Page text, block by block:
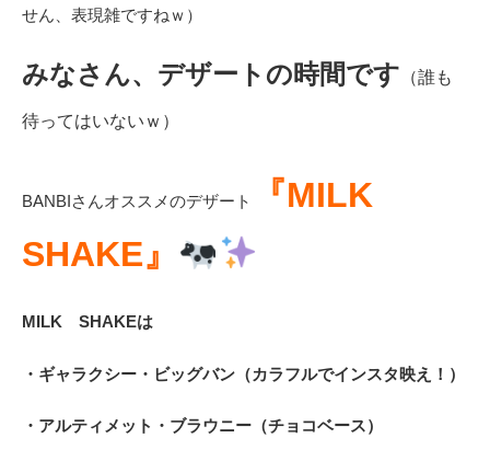
せん、表現雑ですねｗ）
みなさん、デザートの時間です （誰も
待ってはいないｗ）
BANBIさんオススメのデザート
『MILK
SHAKE』
MILK SHAKEは
・ギャラクシー・ビッグバン（カラフルでインスタ映え！）
・アルティメット・ブラウニー（チョコベース）